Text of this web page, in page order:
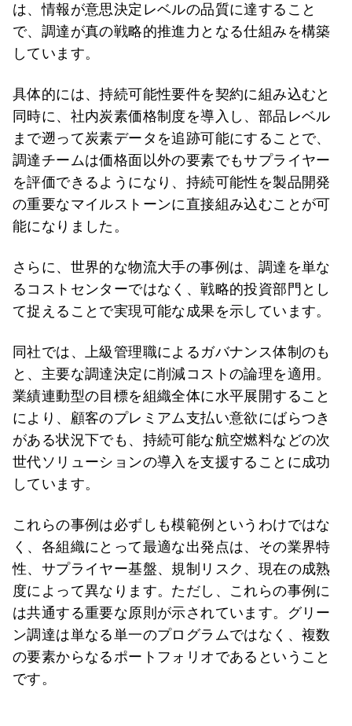
は、情報が意思決定レベルの品質に達すること
で、調達が真の戦略的推進力となる仕組みを構築
しています。
具体的には、持続可能性要件を契約に組み込むと
同時に、社内炭素価格制度を導入し、部品レベル
まで遡って炭素データを追跡可能にすることで、
調達チームは価格面以外の要素でもサプライヤー
を評価できるようになり、持続可能性を製品開発
の重要なマイルストーンに直接組み込むことが可
能になりました。
さらに、世界的な物流大手の事例は、調達を単な
るコストセンターではなく、戦略的投資部門とし
て捉えることで実現可能な成果を示しています。
同社では、上級管理職によるガバナンス体制のも
と、主要な調達決定に削減コストの論理を適用。
業績連動型の目標を組織全体に水平展開すること
により、顧客のプレミアム支払い意欲にばらつき
がある状況下でも、持続可能な航空燃料などの次
世代ソリューションの導入を支援することに成功
しています。
これらの事例は必ずしも模範例というわけではな
く、各組織にとって最適な出発点は、その業界特
性、サプライヤー基盤、規制リスク、現在の成熟
度によって異なります。ただし、これらの事例に
は共通する重要な原則が示されています。グリー
ン調達は単なる単一のプログラムではなく、複数
の要素からなるポートフォリオであるということ
です。